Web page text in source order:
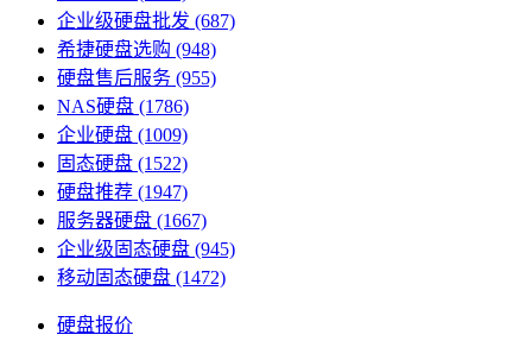
企业级硬盘批发 (687)
希捷硬盘选购 (948)
硬盘售后服务 (955)
NAS硬盘 (1786)
企业硬盘 (1009)
固态硬盘 (1522)
硬盘推荐 (1947)
服务器硬盘 (1667)
企业级固态硬盘 (945)
移动固态硬盘 (1472)
硬盘报价